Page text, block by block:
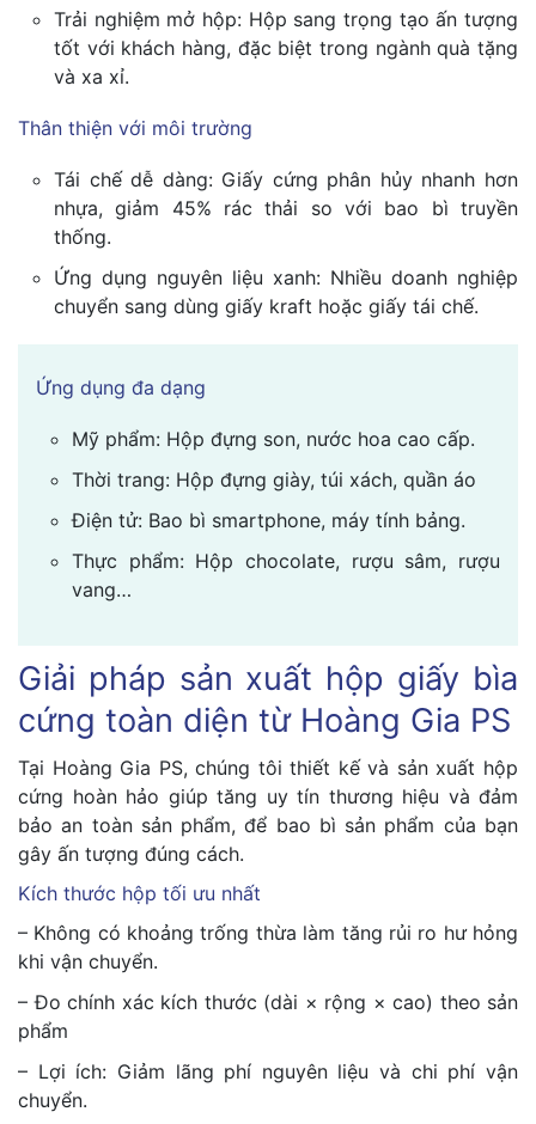
Trải nghiệm mở hộp: Hộp sang trọng tạo ấn tượng
tốt với khách hàng, đặc biệt trong ngành quà tặng
và xa xỉ.
Thân thiện với môi trường
Tái chế dễ dàng: Giấy cứng phân hủy nhanh hơn
nhựa, giảm 45% rác thải so với bao bì truyền
thống.
Ứng dụng nguyên liệu xanh: Nhiều doanh nghiệp
chuyển sang dùng giấy kraft hoặc giấy tái chế.
Ứng dụng đa dạng
Mỹ phẩm: Hộp đựng son, nước hoa cao cấp.
Thời trang: Hộp đựng giày, túi xách, quần áo
Điện tử: Bao bì smartphone, máy tính bảng.
Thực phẩm: Hộp chocolate, rượu sâm, rượu
vang…
Giải pháp sản xuất hộp giấy bìa
cứng toàn diện từ Hoàng Gia PS
Tại Hoàng Gia PS, chúng tôi thiết kế và sản xuất hộp
cứng hoàn hảo giúp tăng uy tín thương hiệu và đảm
bảo an toàn sản phẩm, để bao bì sản phẩm của bạn
gây ấn tượng đúng cách.
Kích thước hộp tối ưu nhất
– Không có khoảng trống thừa làm tăng rủi ro hư hỏng
khi vận chuyển.
– Đo chính xác kích thước (dài × rộng × cao) theo sản
phẩm
– Lợi ích: Giảm lãng phí nguyên liệu và chi phí vận
chuyển.